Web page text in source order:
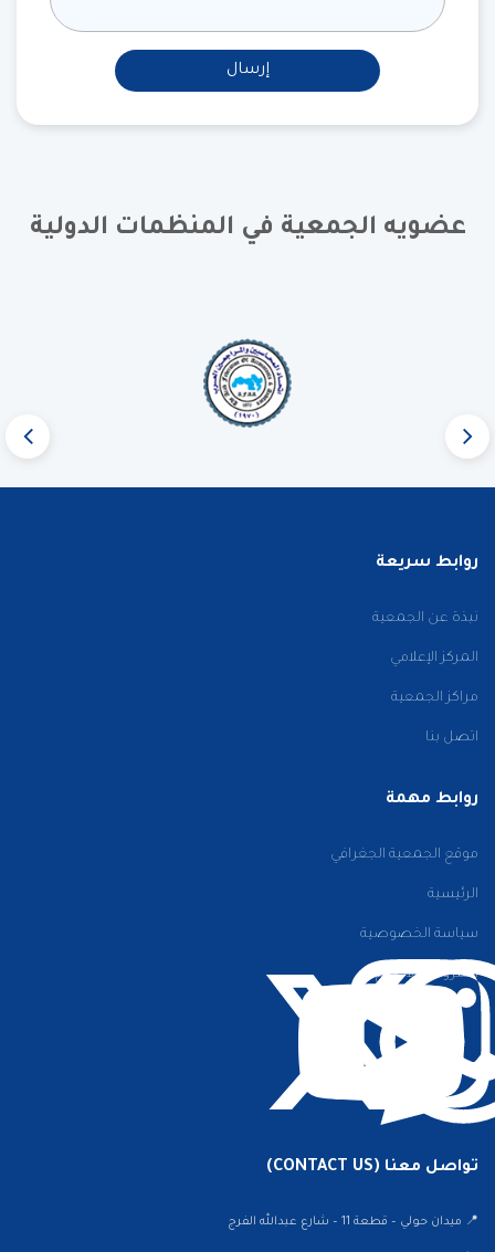
إرسال
عضويه الجمعية في المنظمات الدولية
روابط سريعة
نبذة عن الجمعية
المركز الإعلامي
مراكز الجمعية
اتصل بنا
روابط مهمة
موقع الجمعية الجغرافي
الرئيسية
سياسة الخصوصية
الشروط والأحكام
تواصل معنا (CONTACT US)
📍 ميدان حولي – قطعة 11 – شارع عبدالله الفرج